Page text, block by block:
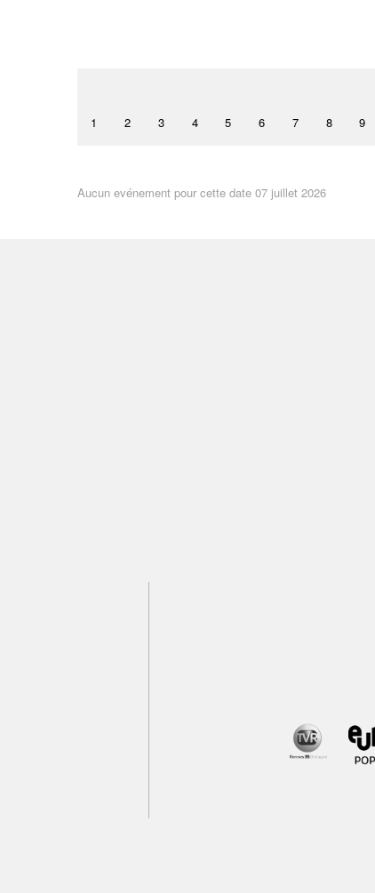
1 2 3 4 5 6 7 8 9
Aucun evénement pour cette date 07 juillet 2026